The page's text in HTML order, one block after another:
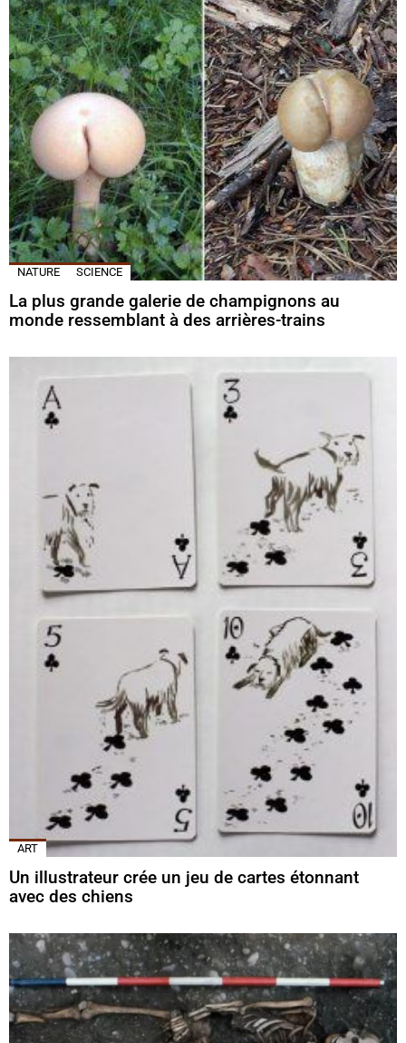
NATURE SCIENCE
La plus grande galerie de champignons au
monde ressemblant à des arrières-trains
ART
Un illustrateur crée un jeu de cartes étonnant
avec des chiens